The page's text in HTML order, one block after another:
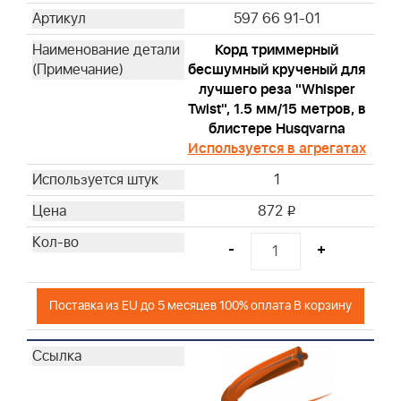
597 66 91-01
Корд триммерный
бесшумный крученый для
лучшего реза "Whisper
Twist", 1.5 мм/15 метров, в
блистере Husqvarna
Используется в агрегатах
1
872 i
- +
Поставка из EU до 5 месяцев 100% оплата В корзину